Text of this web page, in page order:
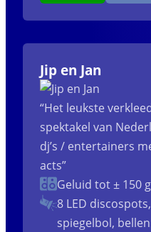
Jip en Jan
“Het leukste
spektakel van
dj’s / entertainers
acts”
Geluid tot ± 150
8 LED
spiegelbol,